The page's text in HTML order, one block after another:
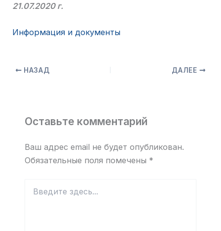
21.07.2020 г.
Информация и документы
НАЗАД ДАЛЕЕ
Оставьте комментарий
Ваш адрес email не будет опубликован.
Обязательные поля помечены *
здесь...